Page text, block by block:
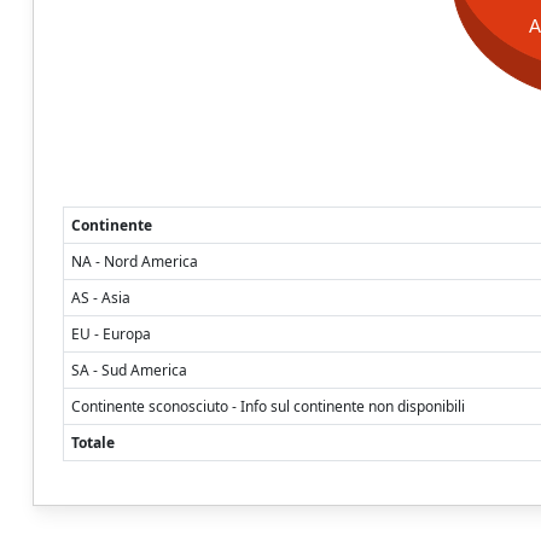
Continente
NA - Nord America
AS - Asia
EU - Europa
SA - Sud America
Continente sconosciuto - Info sul continente non disponibili
Totale